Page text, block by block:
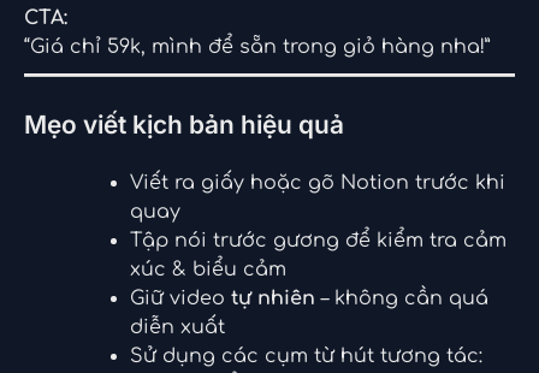
CTA:
“Giá chỉ 59k, mình để sẵn trong giỏ hàng nha!”
Mẹo viết kịch bản hiệu quả
Viết ra giấy hoặc gõ Notion trước khi
quay
Tập nói trước gương để kiểm tra cảm
xúc & biểu cảm
Giữ video tự nhiên – không cần quá
diễn xuất
Sử dụng các cụm từ hút tương tác: